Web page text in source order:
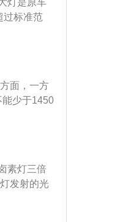
灯是原车
过标准范
普通白炽
点，已成
交通信号
是良莠不
检测的车
装镜头。
面，一方
少于1450
。需要注
。并不是
上使用的
素灯三倍
发射的光
以